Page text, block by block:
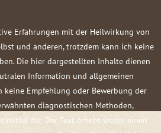
Erfahrungen mit der Heilwirkung von
und anderen, trotzdem kann ich keine
Die hier dargestellten Inhalte dienen
Information und allgemeinen
keine Empfehlung oder Bewerbung der
diagnostischen Methoden,
dar. Der Text erhebt weder einen